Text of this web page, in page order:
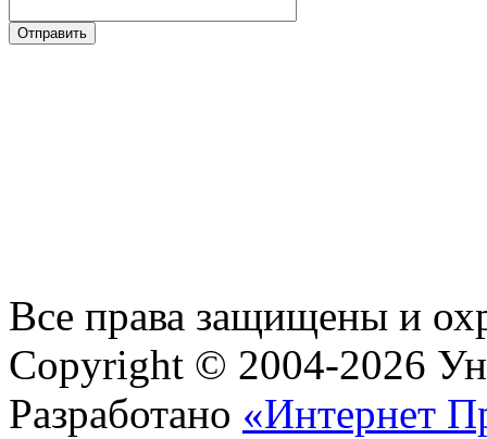
Все права защищены и
Copyright © 2004-2026
Разработано «Интернет